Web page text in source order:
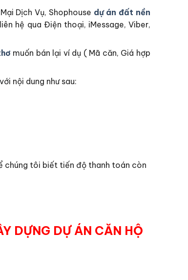
Dịch Vụ, Shophouse dự án đất nền
hệ qua Điện thoại, iMessage, Viber,
muốn bán lại ví dụ ( Mã căn, Giá hợp
với nội dung như sau:
chúng tôi biết tiến độ thanh toán còn
DỰNG DỰ ÁN CĂN HỘ